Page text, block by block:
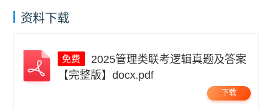
资料下载
【完整版】docx.pdf
下载